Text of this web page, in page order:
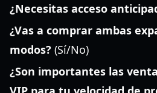
¿Necesitas acceso
¿Vas a comprar ambas
modos? (Sí/No)
¿Son importantes las